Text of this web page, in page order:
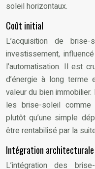
soleil horizontaux.
Coût initial
L’acquisition de
investissement,
l’automatisation. Il est
d’énergie à long terme
valeur du bien
les brise-soleil
plutôt qu’une simple
être rentabilisé par la
Intégration architecturale
L’intégration des